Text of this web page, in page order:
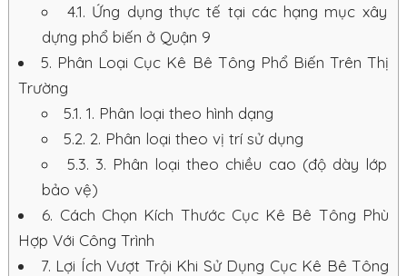
4.1. Ứng dụng thực tế tại các hạng mục xây
dựng phổ biến ở Quận 9
5. Phân Loại Cục Kê Bê Tông Phổ Biến Trên Thị
Trường
5.1. 1. Phân loại theo hình dạng
5.2. 2. Phân loại theo vị trí sử dụng
5.3. 3. Phân loại theo chiều cao (độ dày lớp
bảo vệ)
6. Cách Chọn Kích Thước Cục Kê Bê Tông Phù
Hợp Với Công Trình
7. Lợi Ích Vượt Trội Khi Sử Dụng Cục Kê Bê Tông